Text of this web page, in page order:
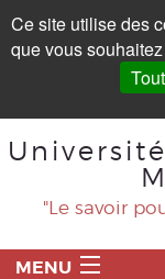
"Le savoir
MENU
Ce site utilise des
que vous